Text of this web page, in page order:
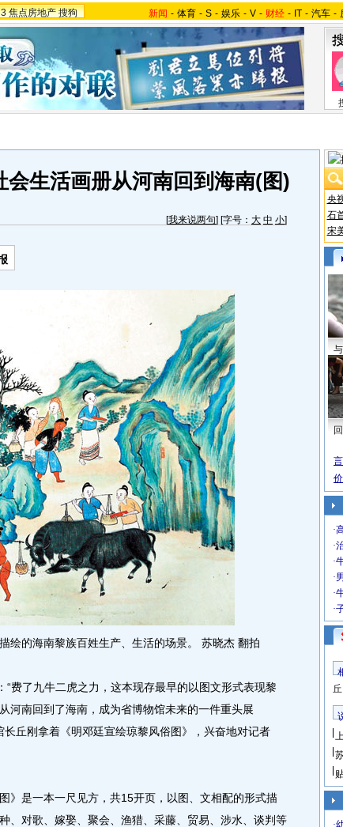
焦点房地产 搜狗 新闻 - 体育 - S - 娱乐 - V - 财经 - IT - 汽车 -
会生活画册从河南回到海南(图)
[我来说两句] [字号： 大 中 小]
的海南黎族百姓生产、生活的场景。 苏晓杰 翻拍
了九牛二虎之力，这本现存最早的以图文形式表现黎
河南回到了海南，成为省博物馆未来的一件重头展
长丘刚拿着《明邓廷宣绘琼黎风俗图》，兴奋地对记者
是一本一尺见方，共15开页，以图、文相配的形式描
、对歌、嫁娶、聚会、渔猎、采藤、贸易、涉水、谈判等
央
石
宋
言
价